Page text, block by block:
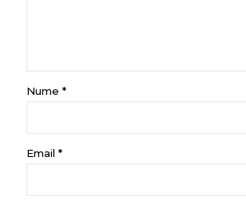
Nume *
Email *